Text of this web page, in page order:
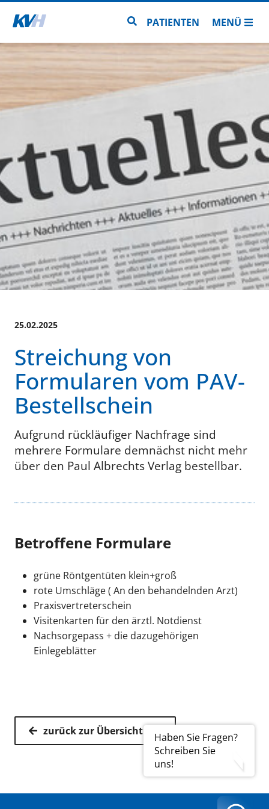
Zur Startseite Zur Seitensuche
PATIENTEN MENÜ
Haben Sie Fragen?
Schreiben Sie
uns!
25.02.2025
Streichung von
Formularen vom PAV-
Bestellschein
Aufgrund rückläufiger Nachfrage sind
mehrere Formulare demnächst nicht mehr
über den Paul Albrechts Verlag bestellbar.
Betroffene Formulare
grüne Röntgentüten klein+groß
rote Umschläge ( An den behandelnden Arzt)
Praxisvertreterschein
Visitenkarten für den ärztl. Notdienst
Nachsorgepass + die dazugehörigen
Einlegeblätter
zurück zur Übersicht